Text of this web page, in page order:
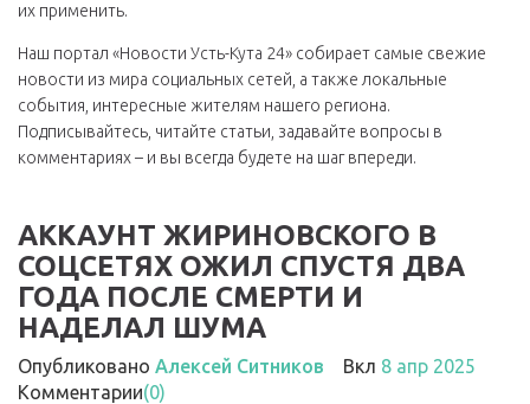
их применить.
Наш портал «Новости Усть-Кута 24» собирает самые свежие
новости из мира социальных сетей, а также локальные
события, интересные жителям нашего региона.
Подписывайтесь, читайте статьи, задавайте вопросы в
комментариях – и вы всегда будете на шаг впереди.
АККАУНТ ЖИРИНОВСКОГО В
СОЦСЕТЯХ ОЖИЛ СПУСТЯ ДВА
ГОДА ПОСЛЕ СМЕРТИ И
НАДЕЛАЛ ШУМА
Опубликовано Алексей Ситников Вкл 8 апр 2025
Комментарии(0)